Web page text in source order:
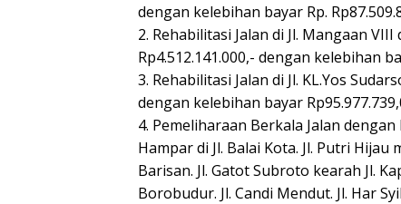
dengan kelebihan bayar Rp.
2. Rehabilitasi Jalan di Jl. Mangaan
Rp4.512.141.000,- dengan kelebihan
3. Rehabilitasi Jalan di Jl. KL.Yos
dengan kelebihan bayar
4. Pemeliharaan Berkala Jalan
Hampar di Jl. Balai Kota. Jl. Putri Hijau
Barisan. Jl. Gatot Subroto kearah Jl.
Borobudur. Jl. Candi Mendut. Jl. Har